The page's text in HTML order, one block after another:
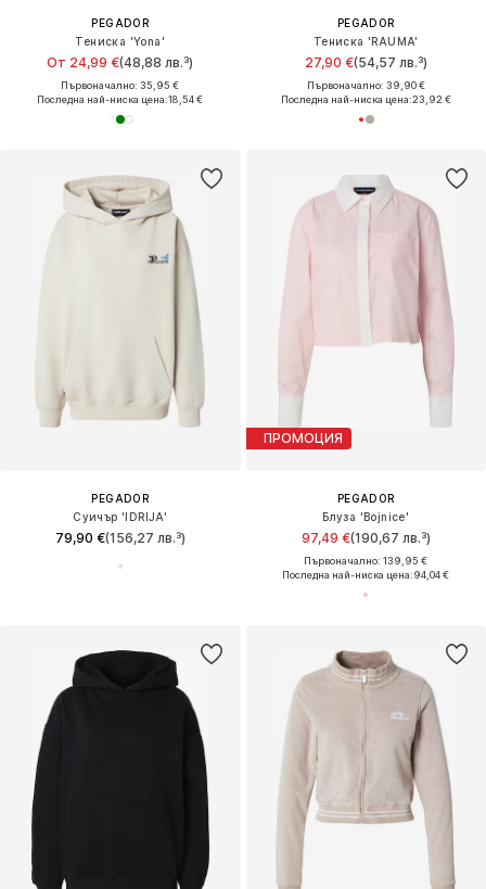
PEGADOR
Тениска 'Yona'
От 24,99 €(48,88 лв.³)
Първоначално: 35,95 €
Последна най-ниска цена:18,54 €
PEGADOR
Тениска 'RAUMA'
27,90 €(54,57 лв.³)
Първоначално: 39,90 €
Последна най-ниска цена:23,92 €
PEGADOR
Суичър 'IDRIJA'
79,90 €(156,27 лв.³)
ПРОМОЦИЯ
PEGADOR
Блуза 'Bojnice'
97,49 €(190,67 лв.³)
Първоначално: 139,95 €
Последна най-ниска цена:94,04 €